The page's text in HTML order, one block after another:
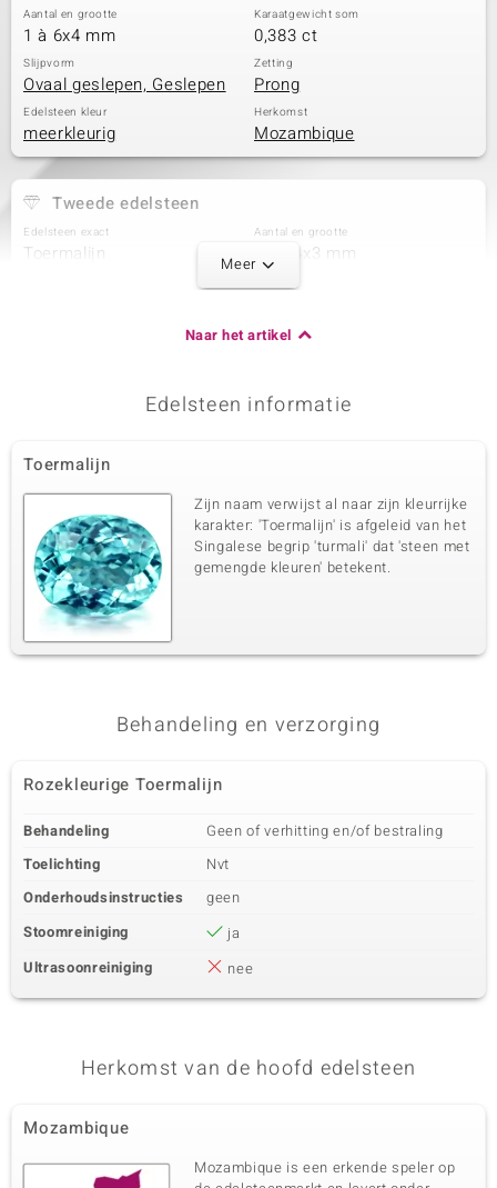
Aantal en grootte
1 à 6x4 mm
Karaatgewicht som
0,383 ct
Slijpvorm
Ovaal geslepen, Geslepen
Zetting
Prong
Edelsteen kleur
meerkleurig
Herkomst
Mozambique
Tweede edelsteen
Edelsteen exact
Toermalijn
Aantal en grootte
18 à 4x3 mm
Herkomst
Zirkoon
Karaatgewicht som
0,253 ct
Slijpvorm
Rond geslepen
Zetting
Pave
Herkomst
Tanzania
Meer
Naar het artikel
Edelsteen informatie
Toermalijn
Zijn naam verwijst al naar zijn kleurrijke
karakter: 'Toermalijn' is afgeleid van het
Singalese begrip 'turmali' dat 'steen met
gemengde kleuren' betekent.
Behandeling en verzorging
Rozekleurige Toermalijn
Behandeling
Geen of verhitting en/of bestraling
Toelichting
Nvt
Onderhoudsinstructies
geen
Stoomreiniging
ja
Ultrasoonreiniging
nee
Herkomst van de hoofd edelsteen
Mozambique
Mozambique is een erkende speler op